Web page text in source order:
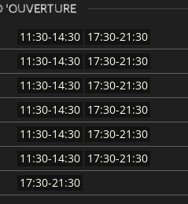
'OUVERTURE
11:30-14:30 17:30-21:30
11:30-14:30 17:30-21:30
11:30-14:30 17:30-21:30
11:30-14:30 17:30-21:30
11:30-14:30 17:30-21:30
11:30-14:30 17:30-21:30
17:30-21:30